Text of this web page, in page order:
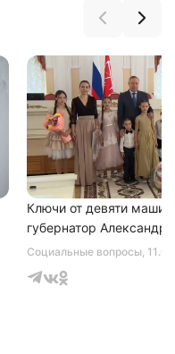
Социальные вопросы,
Ключи от девяти машин
губернатор Александр